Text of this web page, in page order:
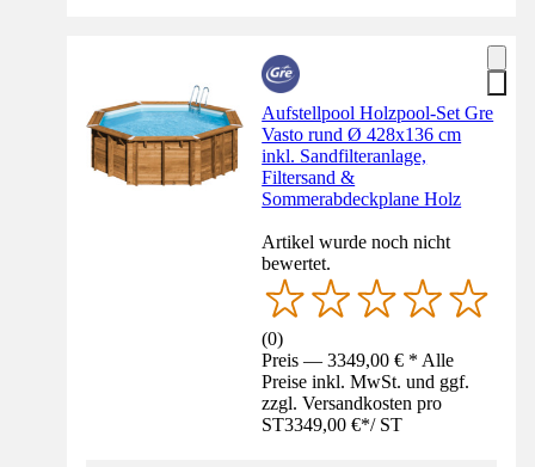
Aufstellpool Holzpool-Set Gre
Vasto rund Ø 428x136 cm
inkl. Sandfilteranlage,
Filtersand &
Sommerabdeckplane Holz
Artikel wurde noch nicht
bewertet.
(0)
Preis — 3349,00 € * Alle
Preise inkl. MwSt. und ggf.
zzgl. Versandkosten pro
ST3349,00 €*/ ST